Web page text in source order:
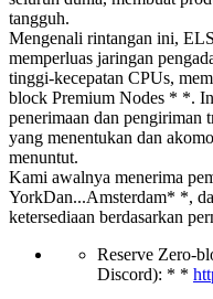
tangguh.
Mengenali rintangan ini,
memperluas jaringan
tinggi-kecepatan CPUs,
block Premium Nodes * *.
penerimaan dan pengiriman
yang menentukan dan
menuntut.
Kami awalnya menerima
YorkDan...Amsterdam* *,
ketersediaan berdasarkan
Reserve Zero-
Discord): * *